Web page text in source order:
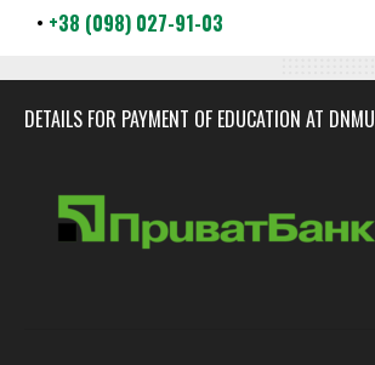
• +38 (098) 027-91-03
DETAILS FOR PAYMENT OF EDUCATION AT DNMU